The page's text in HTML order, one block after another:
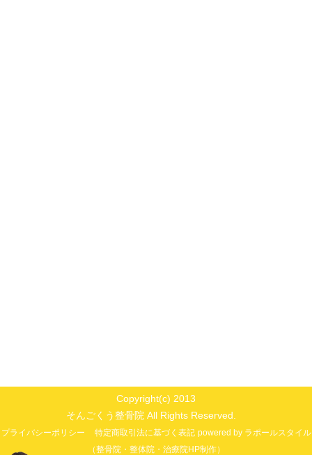
Copyright(c) 2013
そんごくう整骨院 All Rights Reserved.
プライバシーポリシー 特定商取引法に基づく表記 powered by ラポールスタイル
（整骨院・整体院・治療院HP制作）